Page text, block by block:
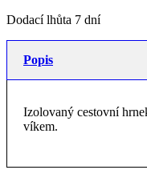
Dodací lhůta 7 dní
Popis
Izolovaný cestovní
víkem.